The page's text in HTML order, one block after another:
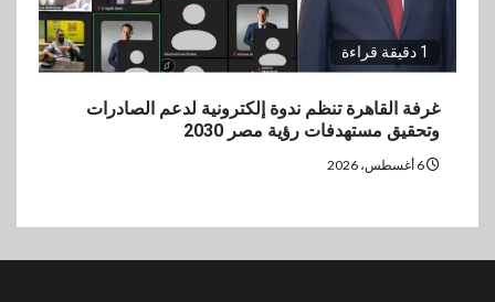
1 دقيقة قراءة
غرفة القاهرة تنظم ندوة إلكترونية لدعم الصادرات
وتحقيق مستهدفات رؤية مصر 2030